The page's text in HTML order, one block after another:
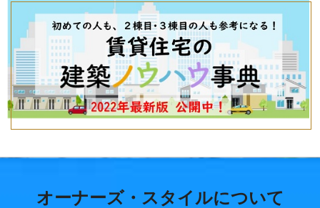
オーナーズ・スタイルについて